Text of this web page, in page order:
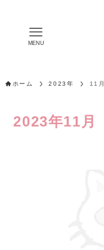
MENU
ホーム 2023年 11月
2023年11月